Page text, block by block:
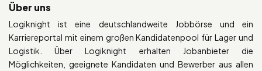
Über uns
Logiknight ist eine deutschlandweite Jobbörse und ein
Karriereportal mit einem großen Kandidatenpool für Lager und
Logistik. Über Logiknight erhalten Jobanbieter die
Möglichkeiten, geeignete Kandidaten und Bewerber aus allen